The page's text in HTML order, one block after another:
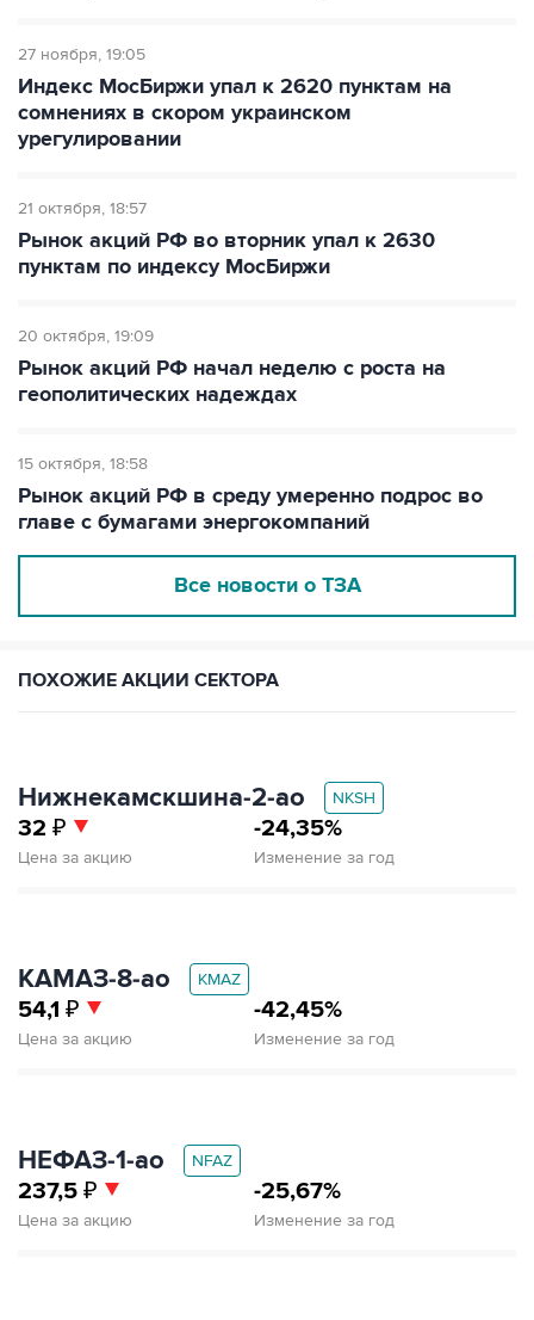
27 ноября 19:05
Индекс МосБиржи упал к 2620 пунктам на
сомнениях в скором украинском
урегулировании
21 октября 18:57
Рынок акций РФ во вторник упал к 2630
пунктам по индексу МосБиржи
20 октября 19:09
Рынок акций РФ начал неделю с роста на
геополитических надеждах
15 октября 18:58
Рынок акций РФ в среду умеренно подрос во
главе с бумагами энергокомпаний
Все новости о ТЗА
ПОХОЖИЕ АКЦИИ СЕКТОРА
Нижнекамскшина‑2‑ао NKSH
32 ₽
Цена за акцию
-24,35%
Изменение за год
КАМАЗ‑8‑ао KMAZ
54,1 ₽
Цена за акцию
-42,45%
Изменение за год
НЕФАЗ‑1‑ао NFAZ
237,5 ₽
Цена за акцию
-25,67%
Изменение за год